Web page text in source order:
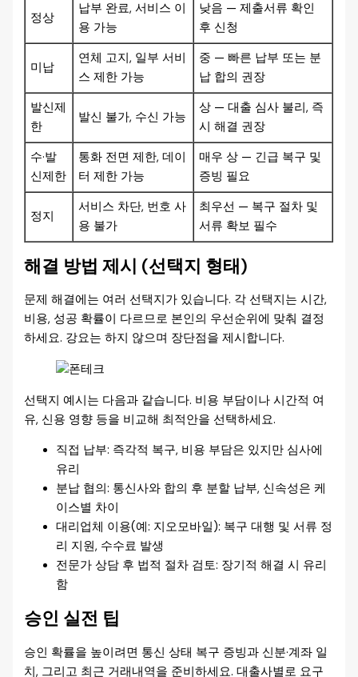
정상
납부 완료, 서비스 이
용 가능
낮음 — 제출서류 확인
후 신청
미납
연체 고지, 일부 서비
스 제한 가능
중 — 빠른 납부 또는 분
납 합의 권장
발신제
한
발신 불가, 수신 가능
상 — 대출 심사 불리, 즉
시 해결 권장
수·발
신제한
통화 전면 제한, 데이
터 제한 가능
매우 상 — 긴급 복구 및
증빙 필요
정지
서비스 차단, 번호 사
용 불가
최우선 — 복구 절차 및
서류 확보 필수
해결 방법 제시 (선택지 형태)
문제 해결에는 여러 선택지가 있습니다. 각 선택지는 시간,
비용, 성공 확률이 다르므로 본인의 우선순위에 맞춰 결정
하세요. 강요는 하지 않으며 장단점을 제시합니다.
선택지 예시는 다음과 같습니다. 비용 부담이나 시간적 여
유, 신용 영향 등을 비교해 최적안을 선택하세요.
직접 납부: 즉각적 복구, 비용 부담은 있지만 심사에
유리
분납 협의: 통신사와 합의 후 분할 납부, 신속성은 케
이스별 차이
대리업체 이용(예: 지오모바일): 복구 대행 및 서류 정
리 지원, 수수료 발생
전문가 상담 후 법적 절차 검토: 장기적 해결 시 유리
함
승인 실전 팁
승인 확률을 높이려면 통신 상태 복구 증빙과 신분·계좌 일
치, 그리고 최근 거래내역을 준비하세요. 대출사별로 요구